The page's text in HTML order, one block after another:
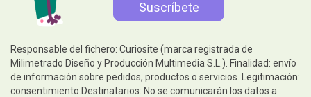
Responsable del fichero: Curiosite (marca registrada de
Milimetrado Diseño y Producción Multimedia S.L.). Finalidad: envío
de información sobre pedidos, productos o servicios. Legitimación:
consentimiento.Destinatarios: No se comunicarán los datos a